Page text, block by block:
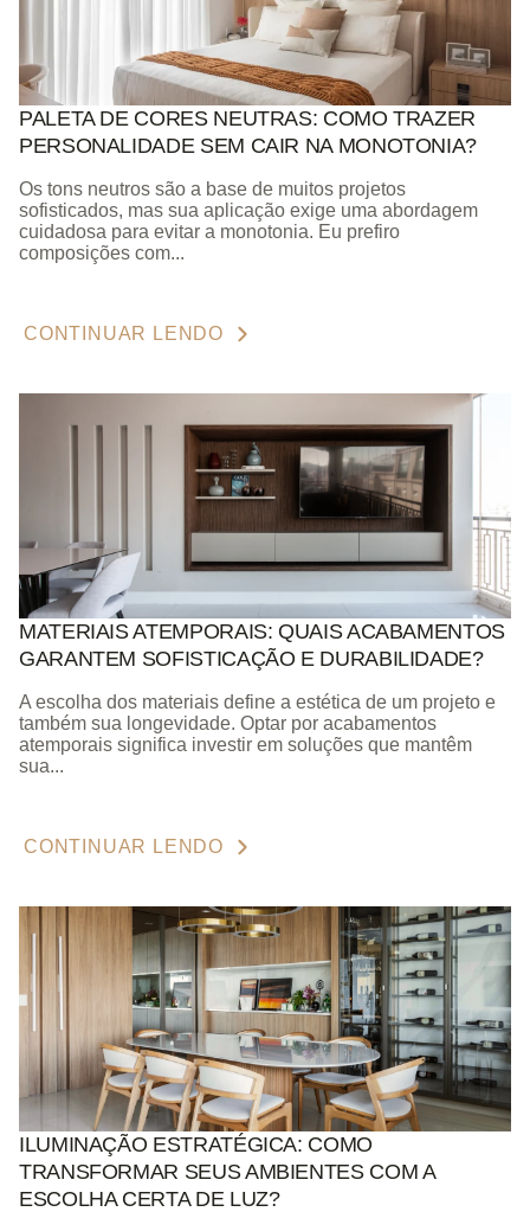
PALETA DE CORES NEUTRAS: COMO TRAZER
PERSONALIDADE SEM CAIR NA MONOTONIA?
Os tons neutros são a base de muitos projetos
sofisticados, mas sua aplicação exige uma abordagem
cuidadosa para evitar a monotonia. Eu prefiro
composições com...
CONTINUAR LENDO
MATERIAIS ATEMPORAIS: QUAIS ACABAMENTOS
GARANTEM SOFISTICAÇÃO E DURABILIDADE?
A escolha dos materiais define a estética de um projeto e
também sua longevidade. Optar por acabamentos
atemporais significa investir em soluções que mantêm
sua...
CONTINUAR LENDO
ILUMINAÇÃO ESTRATÉGICA: COMO
TRANSFORMAR SEUS AMBIENTES COM A
ESCOLHA CERTA DE LUZ?